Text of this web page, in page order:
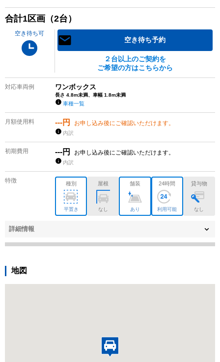
合計1区画（2台）
空き待ち可
空き待ち予約
２台以上のご契約を
ご希望の方はこちらから
対応車両例 ワンボックス
長さ 4.8m未満、車幅 1.8m未満
車種一覧
月額使用料 ---円 お申し込み後にご確認いただけます。
内訳
初期費用 ---円 お申し込み後にご確認いただけます。
内訳
特徴 種別
平置き
屋根
なし
舗装
あり
24時間
利用可能
貸与物
なし
詳細情報
地図